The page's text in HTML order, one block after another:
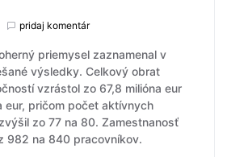
pridaj komentár
priemysel zaznamenal v
výsledky. Celkový obrat
vzrástol zo 67,8 milióna eur
eur, pričom počet aktívnych
zo 77 na 80. Zamestnanosť
982 na 840 pracovníkov.